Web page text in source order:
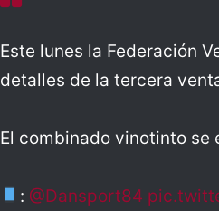
Este lunes la Federación
detalles de la tercera
El combinado vinotinto se
: @Dansport84